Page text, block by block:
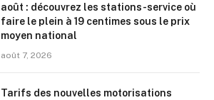
août : découvrez les stations-service où
faire le plein à 19 centimes sous le prix
moyen national
août 7, 2026
Tarifs des nouvelles motorisations